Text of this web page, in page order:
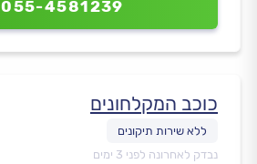
055-4581239
כוכב המקלחונים
נבדק לאחרונה לפני 3 ימים